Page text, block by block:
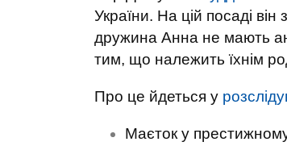
України. На цій посаді
дружина Анна не мають
тим, що належить їхнім
Про це йдеться у
Маєток у